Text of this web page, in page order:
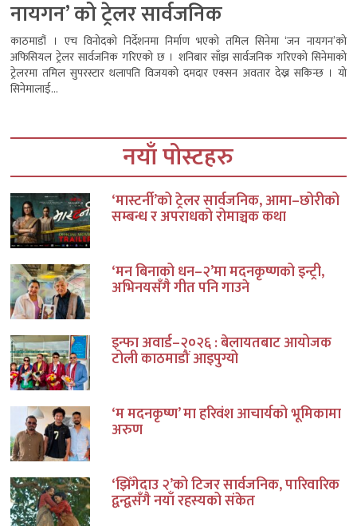
नायगन’ को ट्रेलर सार्वजनिक
काठमाडौं । एच विनोदको निर्देशनमा निर्माण भएको तमिल सिनेमा ‘जन नायगन’को
अफिसियल ट्रेलर सार्वजनिक गरिएको छ । शनिबार साँझ सार्वजनिक गरिएको सिनेमाको
ट्रेलरमा तमिल सुपरस्टार थलापति विजयको दमदार एक्सन अवतार देख्न सकिन्छ । यो
सिनेमालाई...
नयाँ पोस्टहरु
‘मास्टर्नी’को ट्रेलर सार्वजनिक, आमा–छोरीको
सम्बन्ध र अपराधको रोमाञ्चक कथा
‘मन बिनाको धन–२’मा मदनकृष्णको इन्ट्री,
अभिनयसँगै गीत पनि गाउने
इन्फा अवार्ड–२०२६ : बेलायतबाट आयोजक
टोली काठमाडौं आइपुग्यो
‘म मदनकृष्ण’ मा हरिवंश आचार्यको भूमिकामा
अरुण
‘झिँगेदाउ २’को टिजर सार्वजनिक, पारिवारिक
द्वन्द्वसँगै नयाँ रहस्यको संकेत